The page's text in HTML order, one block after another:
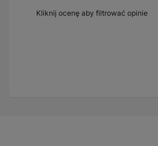
Kliknij ocenę aby filtrować opinie